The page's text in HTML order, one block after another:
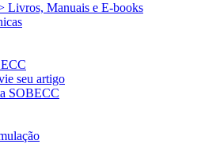
Livros, Manuais e E-books
seu artigo
SOBECC